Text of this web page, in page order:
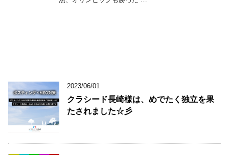
2023/06/01
クラシード長崎様は、めでたく独立を果
たされました☆彡